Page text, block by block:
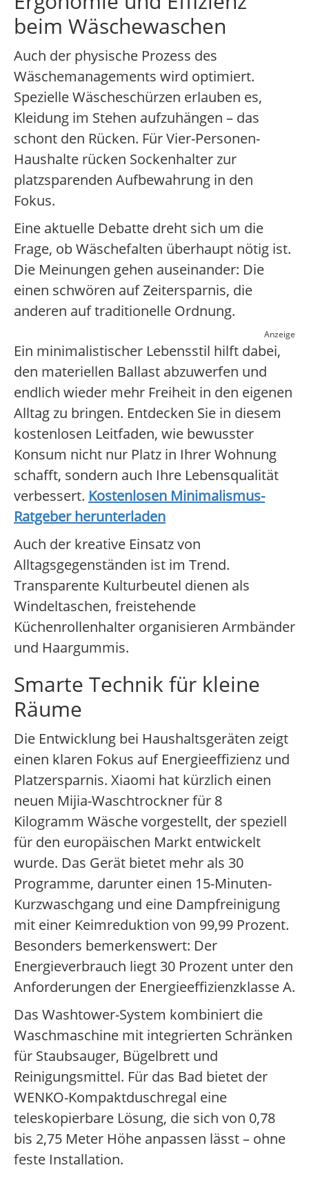
beim Wäschewaschen
Auch der physische Prozess des
Wäschemanagements wird optimiert.
Spezielle Wäscheschürzen erlauben es,
Kleidung im Stehen aufzuhängen – das
schont den Rücken. Für Vier-Personen-
Haushalte rücken Sockenhalter zur
platzsparenden Aufbewahrung in den
Fokus.
Eine aktuelle Debatte dreht sich um die
Frage, ob Wäschefalten überhaupt nötig ist.
Die Meinungen gehen auseinander: Die
einen schwören auf Zeitersparnis, die
anderen auf traditionelle Ordnung.
Anzeige
Ein minimalistischer Lebensstil hilft dabei,
den materiellen Ballast abzuwerfen und
endlich wieder mehr Freiheit in den eigenen
Alltag zu bringen. Entdecken Sie in diesem
kostenlosen Leitfaden, wie bewusster
Konsum nicht nur Platz in Ihrer Wohnung
schafft, sondern auch Ihre Lebensqualität
verbessert. Kostenlosen Minimalismus-
Ratgeber herunterladen
Auch der kreative Einsatz von
Alltagsgegenständen ist im Trend.
Transparente Kulturbeutel dienen als
Windeltaschen, freistehende
Küchenrollenhalter organisieren Armbänder
und Haargummis.
Smarte Technik für kleine
Räume
Die Entwicklung bei Haushaltsgeräten zeigt
einen klaren Fokus auf Energieeffizienz und
Platzersparnis. Xiaomi hat kürzlich einen
neuen Mijia-Waschtrockner für 8
Kilogramm Wäsche vorgestellt, der speziell
für den europäischen Markt entwickelt
wurde. Das Gerät bietet mehr als 30
Programme, darunter einen 15-Minuten-
Kurzwaschgang und eine Dampfreinigung
mit einer Keimreduktion von 99,99 Prozent.
Besonders bemerkenswert: Der
Energieverbrauch liegt 30 Prozent unter den
Anforderungen der Energieeffizienzklasse A.
Das Washtower-System kombiniert die
Waschmaschine mit integrierten Schränken
für Staubsauger, Bügelbrett und
Reinigungsmittel. Für das Bad bietet der
WENKO-Kompaktduschregal eine
teleskopierbare Lösung, die sich von 0,78
bis 2,75 Meter Höhe anpassen lässt – ohne
feste Installation.